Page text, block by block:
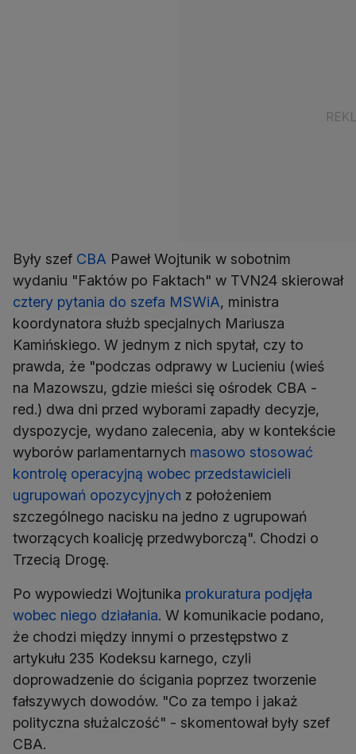
Były szef CBA Paweł Wojtunik w sobotnim
wydaniu "Faktów po Faktach" w TVN24 skierował
cztery pytania do szefa MSWiA, ministra
koordynatora służb specjalnych Mariusza
Kamińskiego. W jednym z nich spytał, czy to
prawda, że "podczas odprawy w Lucieniu (wieś
na Mazowszu, gdzie mieści się ośrodek CBA -
red.) dwa dni przed wyborami zapadły decyzje,
dyspozycje, wydano zalecenia, aby w kontekście
wyborów parlamentarnych masowo stosować
kontrolę operacyjną wobec przedstawicieli
ugrupowań opozycyjnych z położeniem
szczególnego nacisku na jedno z ugrupowań
tworzących koalicję przedwyborczą". Chodzi o
Trzecią Drogę.
Po wypowiedzi Wojtunika prokuratura podjęła
wobec niego działania. W komunikacie podano,
że chodzi między innymi o przestępstwo z
artykułu 235 Kodeksu karnego, czyli
doprowadzenie do ścigania poprzez tworzenie
fałszywych dowodów. "Co za tempo i jakaż
polityczna służalczość" - skomentował były szef
CBA.